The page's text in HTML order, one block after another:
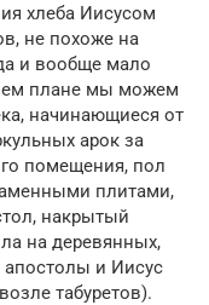
хлеба Иисусом
не похоже на
и вообще мало
плане мы можем
начинающиеся от
арок за
помещения, пол
плитами,
накрытый
на деревянных,
апостолы и Иисус
табуретов).